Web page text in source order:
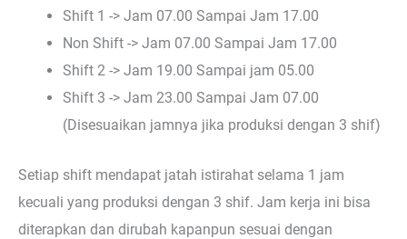
Shift 1 -> Jam 07.00 Sampai Jam 17.00
Non Shift -> Jam 07.00 Sampai Jam 17.00
Shift 2 -> Jam 19.00 Sampai jam 05.00
Shift 3 -> Jam 23.00 Sampai Jam 07.00
(Disesuaikan jamnya jika produksi dengan 3 shif)
Setiap shift mendapat jatah istirahat selama 1 jam
kecuali yang produksi dengan 3 shif. Jam kerja ini bisa
diterapkan dan dirubah kapanpun sesuai dengan